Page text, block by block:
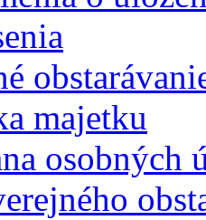
majetku
osobných